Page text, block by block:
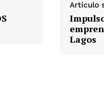
Artículo
Lagos